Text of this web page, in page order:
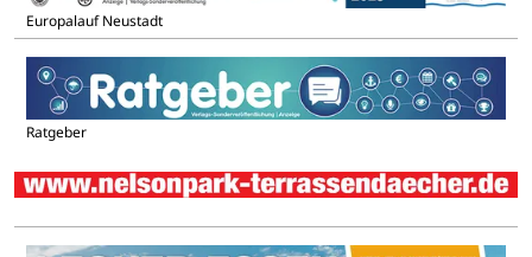
Europalauf Neustadt
Ratgeber